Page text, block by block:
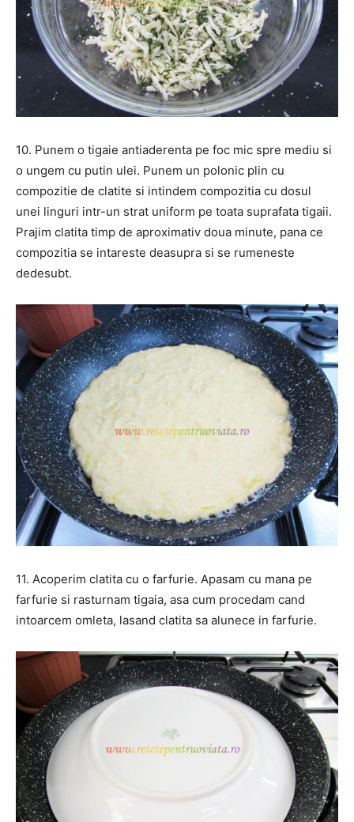
10. Punem o tigaie antiaderenta pe foc mic spre mediu si
o ungem cu putin ulei. Punem un polonic plin cu
compozitie de clatite si intindem compozitia cu dosul
unei linguri intr-un strat uniform pe toata suprafata tigaii.
Prajim clatita timp de aproximativ doua minute, pana ce
compozitia se intareste deasupra si se rumeneste
dedesubt.
11. Acoperim clatita cu o farfurie. Apasam cu mana pe
farfurie si rasturnam tigaia, asa cum procedam cand
intoarcem omleta, lasand clatita sa alunece in farfurie.